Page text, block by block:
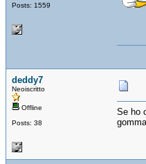
Posts: 1559
deddy7
Neoiscritto
Offline
Posts: 38
Se ho